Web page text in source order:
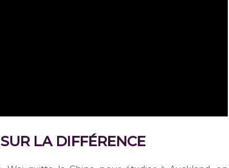
LA DIFFÉRENCE